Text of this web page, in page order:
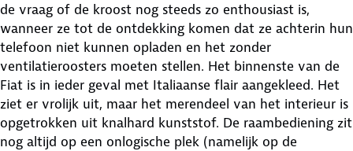
de vraag of de kroost nog steeds zo enthousiast is,
wanneer ze tot de ontdekking komen dat ze achterin hun
telefoon niet kunnen opladen en het zonder
ventilatieroosters moeten stellen. Het binnenste van de
Fiat is in ieder geval met Italiaanse flair aangekleed. Het
ziet er vrolijk uit, maar het merendeel van het interieur is
opgetrokken uit knalhard kunststof. De raambediening zit
nog altijd op een onlogische plek (namelijk op de